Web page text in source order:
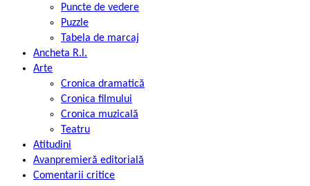
Puncte de vedere
Puzzle
Tabela de marcaj
Ancheta R.l.
Arte
Cronica dramatică
Cronica filmului
Cronica muzicală
Teatru
Atitudini
Avanpremieră editorială
Comentarii critice